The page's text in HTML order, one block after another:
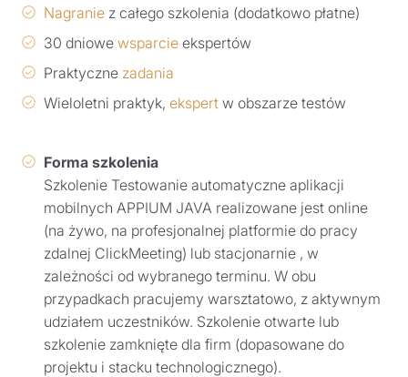
Nagranie z całego szkolenia (dodatkowo płatne)
30 dniowe wsparcie ekspertów
Praktyczne zadania
Wieloletni praktyk, ekspert w obszarze testów
Forma szkolenia
Szkolenie Testowanie automatyczne aplikacji
mobilnych APPIUM JAVA realizowane jest online
(na żywo, na profesjonalnej platformie do pracy
zdalnej ClickMeeting) lub stacjonarnie , w
zależności od wybranego terminu. W obu
przypadkach pracujemy warsztatowo, z aktywnym
udziałem uczestników. Szkolenie otwarte lub
szkolenie zamknięte dla firm (dopasowane do
projektu i stacku technologicznego).